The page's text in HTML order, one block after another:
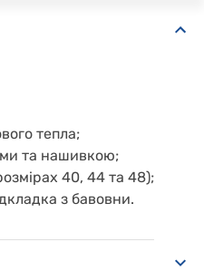
тепла;
та нашивкою;
40, 44 та 48);
з бавовни.